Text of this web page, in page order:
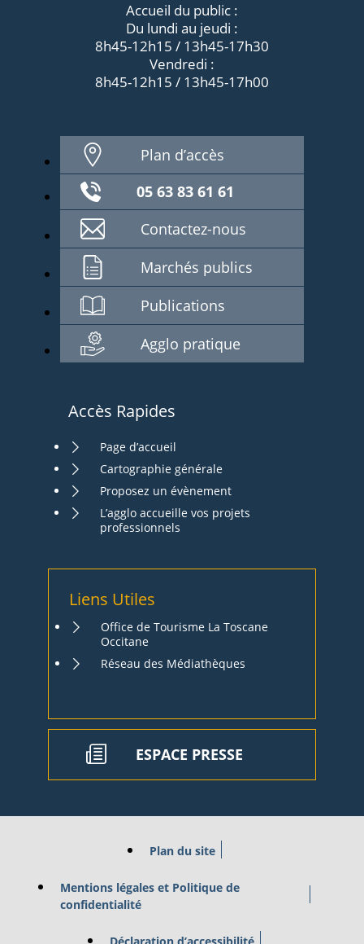
Accueil du public :
Du lundi au jeudi :
8h45-12h15 / 13h45-17h30
Vendredi :
8h45-12h15 / 13h45-17h00
Plan d’accès
05 63 83 61 61
Contactez-nous
Marchés publics
Publications
Agglo pratique
Accès Rapides
Page d’accueil
Cartographie générale
Proposez un évènement
L’agglo accueille vos projets
professionnels
Liens Utiles
Office de Tourisme La Toscane
Occitane
Réseau des Médiathèques
ESPACE PRESSE
Plan du site
Mentions légales et Politique de
confidentialité